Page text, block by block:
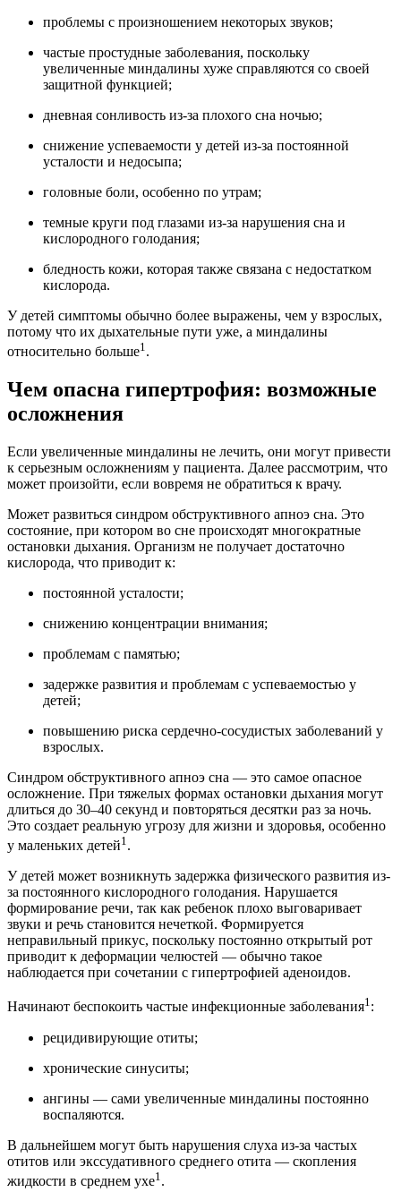
проблемы с произношением некоторых звуков;
частые простудные заболевания, поскольку
увеличенные миндалины хуже справляются со своей
защитной функцией;
дневная сонливость из-за плохого сна ночью;
снижение успеваемости у детей из-за постоянной
усталости и недосыпа;
головные боли, особенно по утрам;
темные круги под глазами из-за нарушения сна и
кислородного голодания;
бледность кожи, которая также связана с недостатком
кислорода.
У детей симптомы обычно более выражены, чем у взрослых,
потому что их дыхательные пути уже, а миндалины
относительно больше1 .
Чем опасна гипертрофия: возможные
осложнения
Если увеличенные миндалины не лечить, они могут привести
к серьезным осложнениям у пациента. Далее рассмотрим, что
может произойти, если вовремя не обратиться к врачу.
Может развиться синдром обструктивного апноэ сна. Это
состояние, при котором во сне происходят многократные
остановки дыхания. Организм не получает достаточно
кислорода, что приводит к:
постоянной усталости;
снижению концентрации внимания;
проблемам с памятью;
задержке развития и проблемам с успеваемостью у
детей;
повышению риска сердечно-сосудистых заболеваний у
взрослых.
Синдром обструктивного апноэ сна — это самое опасное
осложнение. При тяжелых формах остановки дыхания могут
длиться до 30–40 секунд и повторяться десятки раз за ночь.
Это создает реальную угрозу для жизни и здоровья, особенно
у маленьких детей1 .
У детей может возникнуть задержка физического развития из-
за постоянного кислородного голодания. Нарушается
формирование речи, так как ребенок плохо выговаривает
звуки и речь становится нечеткой. Формируется
неправильный прикус, поскольку постоянно открытый рот
приводит к деформации челюстей — обычно такое
наблюдается при сочетании с гипертрофией аденоидов.
Начинают беспокоить частые инфекционные заболевания1:
рецидивирующие отиты;
хронические синуситы;
ангины — сами увеличенные миндалины постоянно
воспаляются.
В дальнейшем могут быть нарушения слуха из-за частых
отитов или экссудативного среднего отита — скопления
жидкости в среднем ухе1 .